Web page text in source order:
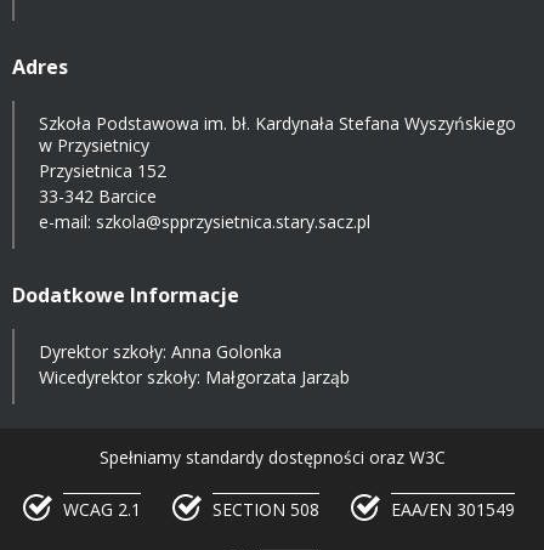
Adres
Szkoła Podstawowa im. bł. Kardynała Stefana Wyszyńskiego
w Przysietnicy
Przysietnica 152
33-342 Barcice
e-mail: szkola@spprzysietnica.stary.sacz.pl
Dodatkowe Informacje
Dyrektor szkoły: Anna Golonka
Wicedyrektor szkoły: Małgorzata Jarząb
Spełniamy standardy dostępności oraz W3C
WCAG 2.1 SECTION 508 EAA/EN 301549